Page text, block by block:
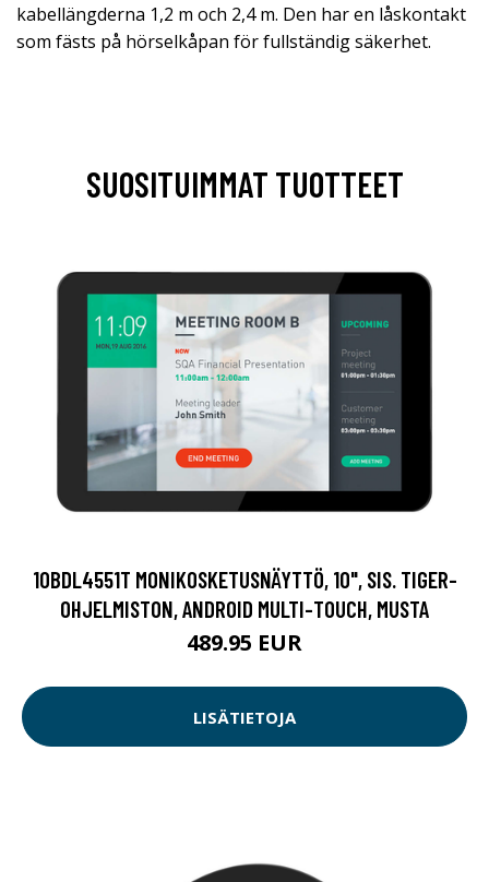
kabellängderna 1,2 m och 2,4 m. Den har en låskontakt
som fästs på hörselkåpan för fullständig säkerhet.
SUOSITUIMMAT TUOTTEET
10BDL4551T MONIKOSKETUSNÄYTTÖ, 10", SIS. TIGER-
OHJELMISTON, ANDROID MULTI-TOUCH, MUSTA
489.95 EUR
LISÄTIETOJA